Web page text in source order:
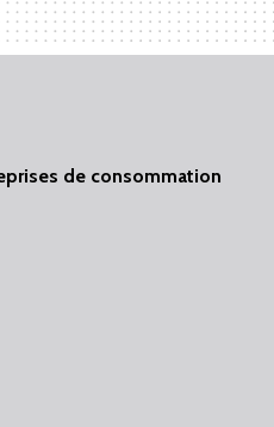
de consommation